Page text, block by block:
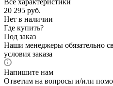
Все характеристики
20 295 руб.
Нет в наличии
Где купить?
Под заказ
Наши менеджеры обязательно
условия заказа
Напишите нам
Ответим на вопросы и/или